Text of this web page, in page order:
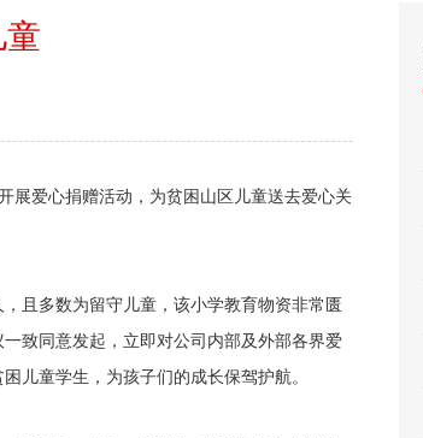
展爱心捐赠活动，为贫困山区儿童送去爱心关
且多数为留守儿童，该小学教育物资非常匮
致同意发起，立即对公司内部及外部各界爱
儿童学生，为孩子们的成长保驾护航。